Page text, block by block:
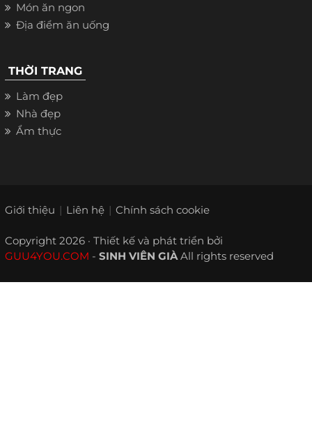
Món ăn ngon
Địa điểm ăn uống
THỜI TRANG
Làm đẹp
Nhà đẹp
Ẩm thực
Giới thiệu Liên hệ Chính sách cookie
Copyright 2026 · Thiết kế và phát triển bởi
GUU4YOU.COM - SINH VIÊN GIÀAll rights reserved